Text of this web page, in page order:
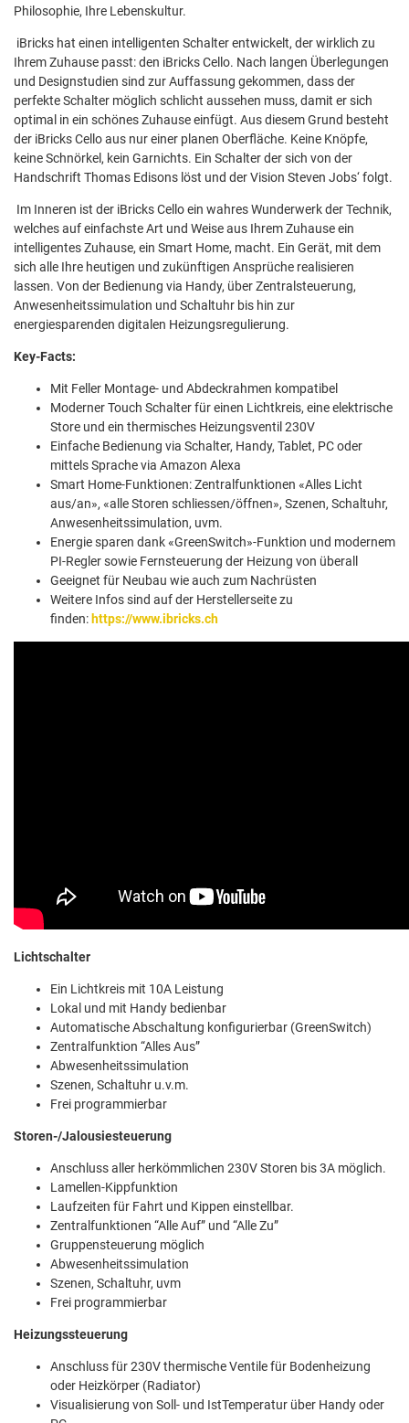
Philosophie, Ihre Lebenskultur.
iBricks hat einen intelligenten Schalter entwickelt, der wirklich zu
Ihrem Zuhause passt: den iBricks Cello. Nach langen Überlegungen
und Designstudien sind zur Auffassung gekommen, dass der
perfekte Schalter möglich schlicht aussehen muss, damit er sich
optimal in ein schönes Zuhause einfügt. Aus diesem Grund besteht
der iBricks Cello aus nur einer planen Oberfläche. Keine Knöpfe,
keine Schnörkel, kein Garnichts. Ein Schalter der sich von der
Handschrift Thomas Edisons löst und der Vision Steven Jobs‘ folgt.
Im Inneren ist der iBricks Cello ein wahres Wunderwerk der Technik,
welches auf einfachste Art und Weise aus Ihrem Zuhause ein
intelligentes Zuhause, ein Smart Home, macht. Ein Gerät, mit dem
sich alle Ihre heutigen und zukünftigen Ansprüche realisieren
lassen. Von der Bedienung via Handy, über Zentralsteuerung,
Anwesenheitssimulation und Schaltuhr bis hin zur
energiesparenden digitalen Heizungsregulierung.
Key-Facts:
Mit Feller Montage- und Abdeckrahmen kompatibel
Moderner Touch Schalter für einen Lichtkreis, eine elektrische
Store und ein thermisches Heizungsventil 230V
Einfache Bedienung via Schalter, Handy, Tablet, PC oder
mittels Sprache via Amazon Alexa
Smart Home-Funktionen: Zentralfunktionen «Alles Licht
aus/an», «alle Storen schliessen/öffnen», Szenen, Schaltuhr,
Anwesenheitssimulation, uvm.
Energie sparen dank «GreenSwitch»-Funktion und modernem
PI-Regler sowie Fernsteuerung der Heizung von überall
Geeignet für Neubau wie auch zum Nachrüsten
Weitere Infos sind auf der Herstellerseite zu
finden: https://www.ibricks.ch
Lichtschalter
Ein Lichtkreis mit 10A Leistung
Lokal und mit Handy bedienbar
Automatische Abschaltung konfigurierbar (GreenSwitch)
Zentralfunktion “Alles Aus”
Abwesenheitssimulation
Szenen, Schaltuhr u.v.m.
Frei programmierbar
Storen-/Jalousiesteuerung
Anschluss aller herkömmlichen 230V Storen bis 3A möglich.
Lamellen-Kippfunktion
Laufzeiten für Fahrt und Kippen einstellbar.
Zentralfunktionen “Alle Auf” und “Alle Zu”
Gruppensteuerung möglich
Abwesenheitssimulation
Szenen, Schaltuhr, uvm
Frei programmierbar
Heizungssteuerung
Anschluss für 230V thermische Ventile für Bodenheizung
oder Heizkörper (Radiator)
Visualisierung von Soll- und IstTemperatur über Handy oder